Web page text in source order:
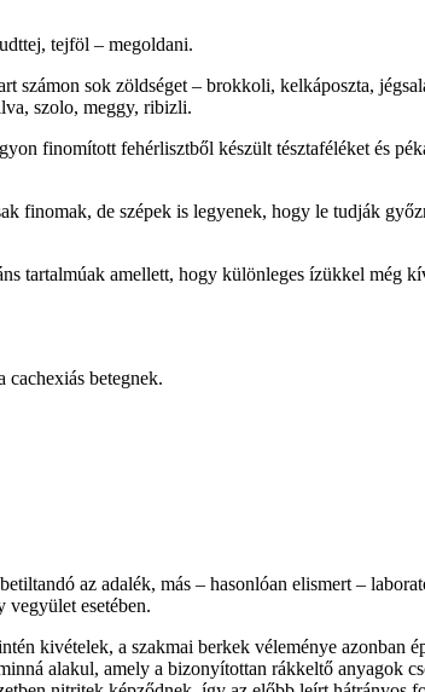
tejföl – megoldani.
számon sok zöldséget – brokkoli, kelkáposzta,
szolo, meggy, ribizli.
finomított fehérlisztből készült tésztaféléket és
finomak, de szépek is legyenek, hogy le tudják
tartalmúak amellett, hogy különleges ízükkel még
betegnek.
az adalék, más – hasonlóan elismert –
vegyület esetében.
kivételek, a szakmai berkek véleménye azonban
alakul, amely a bizonyítottan rákkeltő anyagok